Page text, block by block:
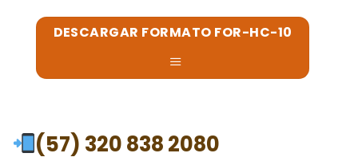
DESCARGAR FORMATO FOR-HC-10
(57) 320 838 2080